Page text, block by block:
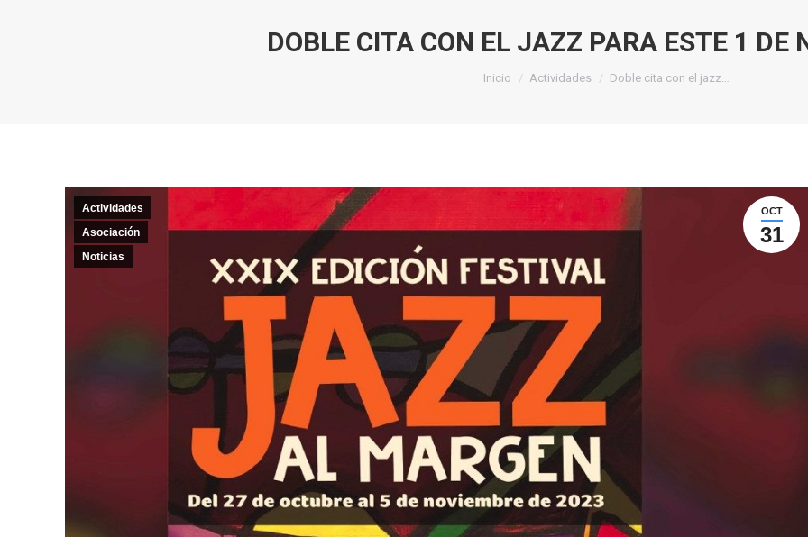
DOBLE CITA CON EL JAZZ PARA ESTE 1 DE
Estás aquí:
Inicio Actividades Doble cita con el jazz…
OCT
31
Actividades
Asociación
Noticias